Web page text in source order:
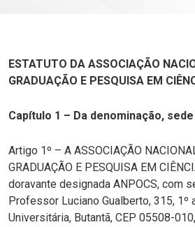
ESTATUTO DA ASSOCIAÇÃO
GRADUAÇÃO E PESQUISA EM
Capítulo 1 – Da denominação,
Artigo 1º – A ASSOCIAÇÃO
GRADUAÇÃO E PESQUISA EM
doravante designada ANPOCS, com
Professor Luciano Gualberto, 315, 1º
Universitária, Butantã, CEP 05508-